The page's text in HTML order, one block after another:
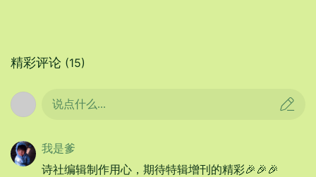
本期原创作者(排名不分先后)
秦丽君 高晓华 王佩稳 张智慧
精彩评论 (15)
说点什么...
我是爹
诗社编辑制作用心，期待特辑增刊的精彩🎉🎉🎉